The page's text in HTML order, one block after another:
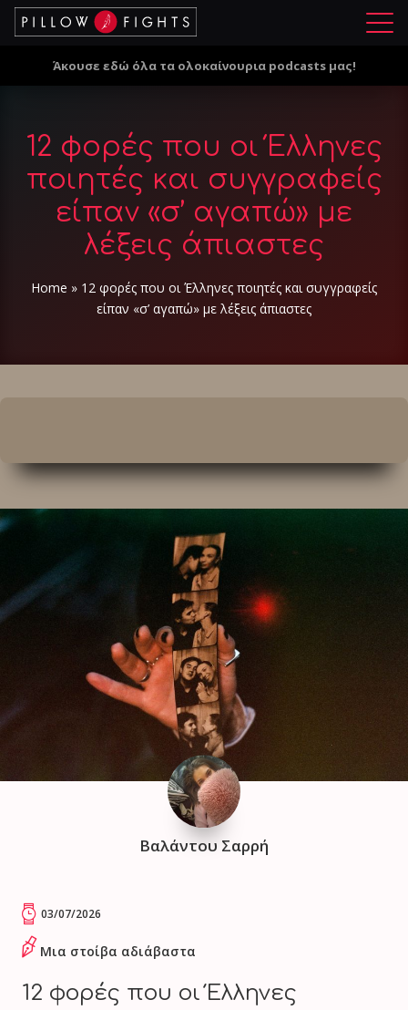
Μ
ο
Άκουσε εδώ όλα τα ολοκαίνουρια podcasts μας!
12 φορές που οι Έλληνες
ποιητές και συγγραφείς
είπαν «σ’ αγαπώ» με
λέξεις άπιαστες
Home » 12 φορές που οι Έλληνες ποιητές και συγγραφείς
είπαν «σ’ αγαπώ» με λέξεις άπιαστες
Βαλάντου Σαρρή
03/07/2026
Μια στοίβα αδιάβαστα
12 φορές που οι Έλληνες